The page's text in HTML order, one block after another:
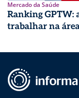
Mercado da Saúde
Ranking GPTW:
trabalhar na